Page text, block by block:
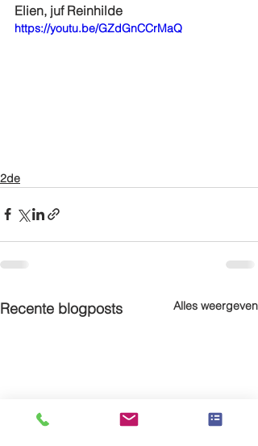
Elien, juf Reinhilde
https://youtu.be/GZdGnCCrMaQ
2de
Recente blogposts Alles weergeven